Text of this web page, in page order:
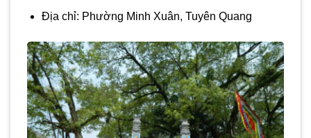
Địa chỉ: Phường Minh Xuân, Tuyên Quang